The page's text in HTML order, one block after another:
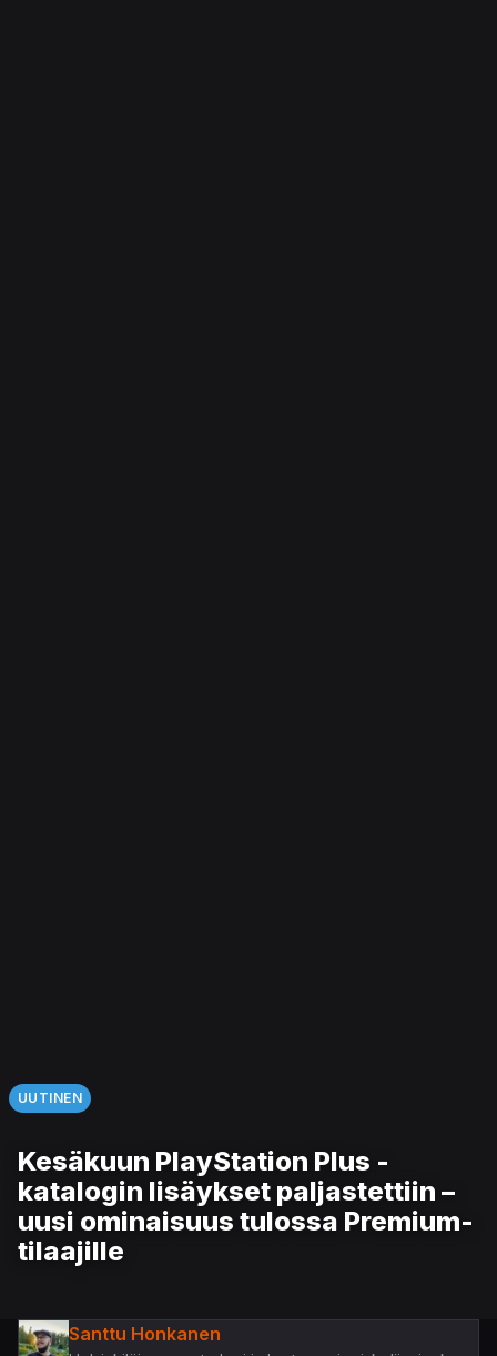
UUTINEN
Kesäkuun PlayStation Plus -
katalogin lisäykset paljastettiin –
uusi ominaisuus tulossa Premium-
tilaajille
Santtu Honkanen